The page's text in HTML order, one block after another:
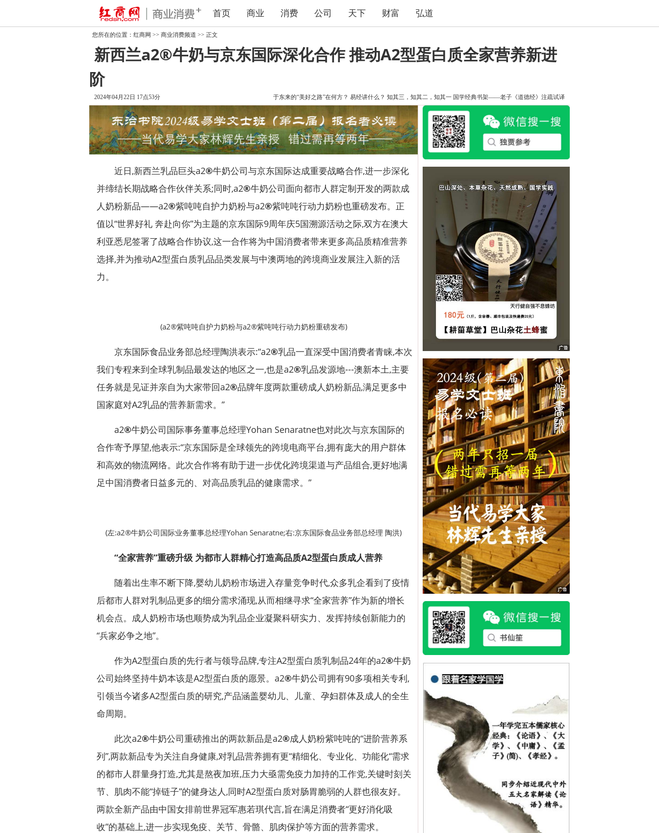
首页 商业 消费 公司 天下 财富 弘道
您所在的位置： 红商网 >> 商业消费频道 >> 正文
新西兰a2®牛奶与京东国际深化合作 推动A2型蛋白质全家营养新进
阶
2024年04月22日 17点53分 于东来的“美好之路”在何方？ 易经讲什么？ 知其三，知其二，知其一 国学经典书架——老子《道德经》注疏试译
近日,新西兰乳品巨头a2®牛奶公司与京东国际达成重要战略合作,进一步深化
并缔结长期战略合作伙伴关系;同时,a2®牛奶公司面向都市人群定制开发的两款成
人奶粉新品——a2®紫吨吨自护力奶粉与a2®紫吨吨行动力奶粉也重磅发布。正
值以“世界好礼 奔赴向你”为主题的京东国际9周年庆5国溯源活动之际,双方在澳大
利亚悉尼签署了战略合作协议,这一合作将为中国消费者带来更多高品质精准营养
选择,并为推动A2型蛋白质乳品品类发展与中澳两地的跨境商业发展注入新的活
力。
(a2®紫吨吨自护力奶粉与a2®紫吨吨行动力奶粉重磅发布)
京东国际食品业务部总经理陶洪表示:“a2®乳品一直深受中国消费者青睐,本次
我们专程来到全球乳制品最发达的地区之一,也是a2®乳品发源地---澳新本土,主要
任务就是见证并亲自为大家带回a2®品牌年度两款重磅成人奶粉新品,满足更多中
国家庭对A2乳品的营养新需求。”
a2®牛奶公司国际事务董事总经理Yohan Senaratne也对此次与京东国际的
合作寄予厚望,他表示:“京东国际是全球领先的跨境电商平台,拥有庞大的用户群体
和高效的物流网络。此次合作将有助于进一步优化跨境渠道与产品组合,更好地满
足中国消费者日益多元的、对高品质乳品的健康需求。”
(左:a2®牛奶公司国际业务董事总经理Yohan Senaratne;右:京东国际食品业务部总经理 陶洪)
“全家营养”重磅升级 为都市人群精心打造高品质A2型蛋白质成人营养
随着出生率不断下降,婴幼儿奶粉市场进入存量竞争时代,众多乳企看到了疫情
后都市人群对乳制品更多的细分需求涌现,从而相继寻求“全家营养”作为新的增长
机会点。成人奶粉市场也顺势成为乳品企业凝聚科研实力、发挥持续创新能力的
“兵家必争之地”。
作为A2型蛋白质的先行者与领导品牌,专注A2型蛋白质乳制品24年的a2®牛奶
公司始终坚持牛奶本该是A2型蛋白质的愿景。a2®牛奶公司拥有90多项相关专利,
引领当今诸多A2型蛋白质的研究,产品涵盖婴幼儿、儿童、孕妇群体及成人的全生
命周期。
此次a2®牛奶公司重磅推出的两款新品是a2®成人奶粉紫吨吨的“进阶营养系
列”,两款新品专为关注自身健康,对乳品营养拥有更“精细化、专业化、功能化“需求
的都市人群量身打造,尤其是熬夜加班,压力大亟需免疫力加持的工作党,关键时刻关
节、肌肉不能“掉链子”的健身达人,同时A2型蛋白质对肠胃脆弱的人群也很友好。
两款全新产品由中国女排前世界冠军惠若琪代言,旨在满足消费者“更好消化吸
收”的基础上,进一步实现免疫、关节、骨骼、肌肉保护等方面的营养需求。